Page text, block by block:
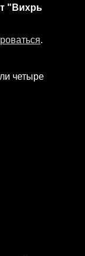
"Вихрь
.
четыре